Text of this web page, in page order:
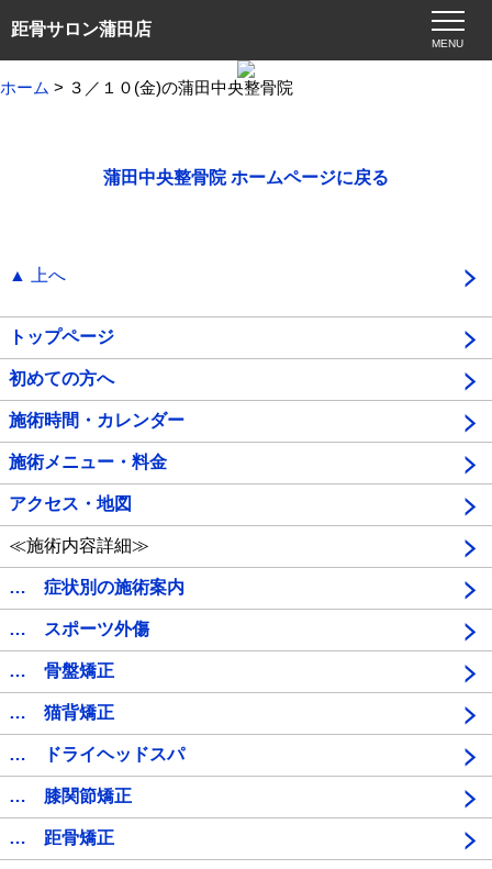
距骨サロン蒲田店
MENU
ホーム > ３／１０(金)の蒲田中央整骨院
蒲田中央整骨院 ホームページに戻る
▲ 上へ
トップページ
初めての方へ
施術時間・カレンダー
施術メニュー・料金
アクセス・地図
≪施術内容詳細≫
… 症状別の施術案内
… スポーツ外傷
… 骨盤矯正
… 猫背矯正
… ドライヘッドスパ
… 膝関節矯正
… 距骨矯正